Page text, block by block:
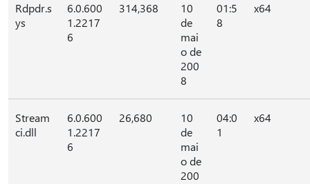
Rdpdr.s
ys
6.0.600
1.2217
6
314,368
10
de
mai
o de
200
8
01:5
8
x64
Stream
ci.dll
6.0.600
1.2217
6
26,680
10
de
mai
o de
200
04:0
1
x64